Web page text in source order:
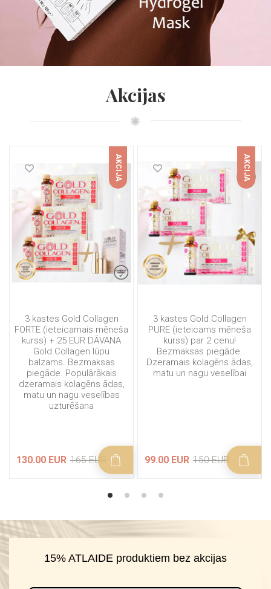
FROIKA šķidrie tonālie krēmi
FROIKA saules aizsardzība ar hialuronskābi
FROIKA jutīgai ādai
FROIKA augstas kvalitātes līdzekļi
Akcijas
AKCIJA
3 kastes Gold Collagen
FORTE (ieteicamais mēneša
kurss) + 25 EUR DĀVANA
Gold Collagen lūpu
balzams. Bezmaksas
piegāde. Populārākais
dzeramais kolagēns ādas,
matu un nagu veselības
uzturēšana
130.00 EUR 165 EUR
AKCIJA
3 kastes Gold Collagen
PURE (ieteicams mēneša
kurss) par 2 cenu!
Bezmaksas piegāde.
Dzeramais kolagēns ādas,
matu un nagu veselībai
99.00 EUR 150 EUR
15% ATLAIDE produktiem bez akcijas